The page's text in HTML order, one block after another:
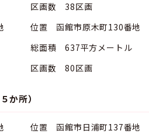
38区画
地 位置 函館市原木町130番地
637平方メートル
80区画
か所）
地 位置 函館市日浦町137番地